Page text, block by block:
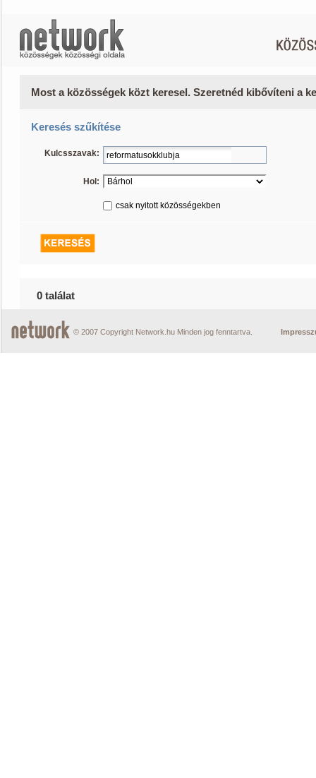
Most a közösségek közt keresel. Szeretnéd kibővíteni a
Keresés szűkítése
Kulcsszavak:
Hol:
csak nyitott közösségekben
0 találat
© 2007 Copyright Network.hu Minden jog fenntartva.